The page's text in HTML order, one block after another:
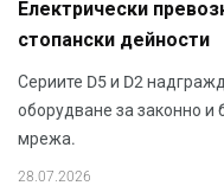
Електрически
стопански дейности
Сериите D5 и D2
оборудване за законно и
мрежа.
28.07.2026